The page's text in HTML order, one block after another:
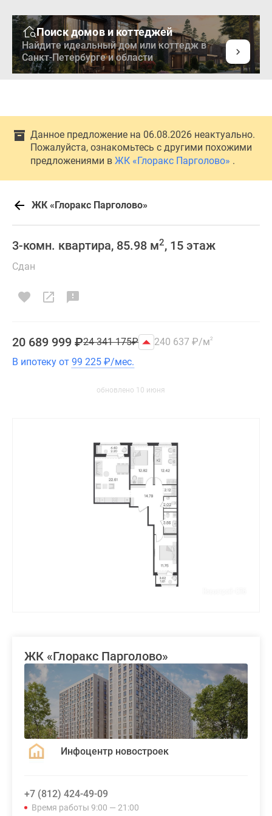
Поиск домов и коттеджей
Найдите идеальный дом или коттедж в
Санкт-Петербурге и области
Данное предложение на 06.08.2026 неактуально.
Пожалуйста, ознакомьтесь с другими похожими
предложениями в ЖК «Глоракс Парголово» .
ЖК «Глоракс Парголово»
3-комн. квартира, 85.98 м2, 15 этаж
Сдан
20 689 999 ₽24 341 175₽ 240 637 ₽/м2
В ипотеку от 99 225 ₽/мес.
обновлено 10 июня
ЖК «Глоракс Парголово»
Инфоцентр новостроек
+7 (812) 424-49-09
Время работы 9:00 — 21:00